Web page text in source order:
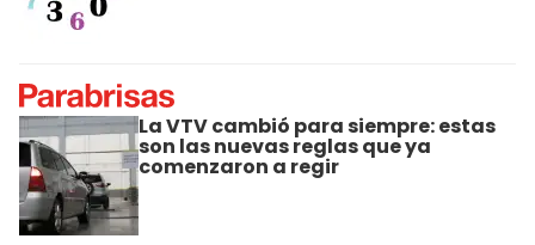
La VTV cambió para siempre: estas
son las nuevas reglas que ya
comenzaron a regir